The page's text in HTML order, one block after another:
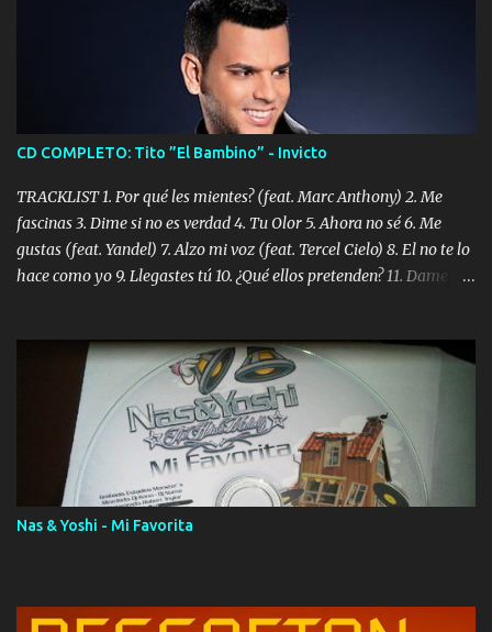
CD COMPLETO: Tito ”El Bambino” - Invicto
TRACKLIST 1. Por qué les mientes? (feat. Marc Anthony) 2. Me
fascinas 3. Dime si no es verdad 4. Tu Olor 5. Ahora no sé 6. Me
gustas (feat. Yandel) 7. Alzo mi voz (feat. Tercel Cielo) 8. El no te lo
hace como yo 9. Llegastes tú 10. ¿Qué ellos pretenden? 11. Dame la
Digital Booklet – Invicto ----------------------------- Nota:
Album proposto al massimo della qualità in formato iTunes Plus
AAC M4A; comprato su iTunes e a disposizione vostra per il
download. REGGAETON ITALIA Nosotros Somos Los Del
Momento!
Nas & Yoshi - Mi Favorita